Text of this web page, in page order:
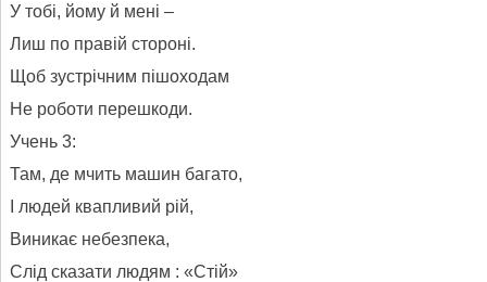
У тобі, йому й мені –
Лиш по правій стороні.
Щоб зустрічним пішоходам
Не роботи перешкоди.
Учень 3:
Там, де мчить машин багато,
І людей квапливий рій,
Виникає небезпека,
Слід сказати людям : «Стій»